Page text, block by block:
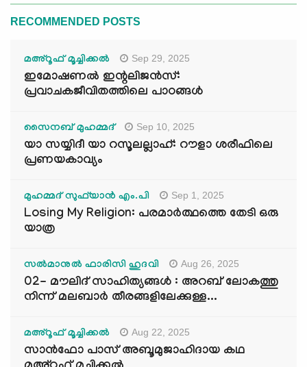
RECOMMENDED POSTS
മഅ്റൂഫ് മൂച്ചിക്കല്‍ Sep 29, 2025
ഇമോഷണൽ ഇന്റലിജൻസ്:
പ്രവാചകജീവിതത്തിലെ പാഠങ്ങൾ
സൈനബ് മുഹമ്മദ് Sep 10, 2025
യാ സയ്യിദീ യാ റസൂലല്ലാഹ്: റൗളാ ശരീഫിലെ
പ്രണയകാവ്യം
മുഹമ്മദ് സുഫ്‌യാൻ എം.പി Sep 1, 2025
Losing My Religion: പരമാർത്ഥത്തെ തേടി ഒരു
യാത്ര
സൽമാനുൽ ഫാരിസി ഹുദവി Aug 26, 2025
02- മൗലിദ് സാഹിത്യങ്ങൾ : അറബ് ലോകത്തു
നിന്ന് മലബാർ തീരങ്ങളിലേക്കുള്ള...
മഅ്റൂഫ് മൂച്ചിക്കല്‍ Aug 22, 2025
സാൻഫോ പാസ് അബൂമുജാഹിദായ കഥ